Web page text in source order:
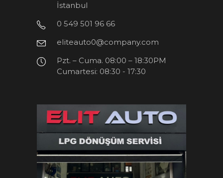
İstanbul
0 549 501 96 66
eliteauto0@company.com
Pzt. – Cuma. 08:00 – 18:30PM
Cumartesi: 08:30 - 17:30